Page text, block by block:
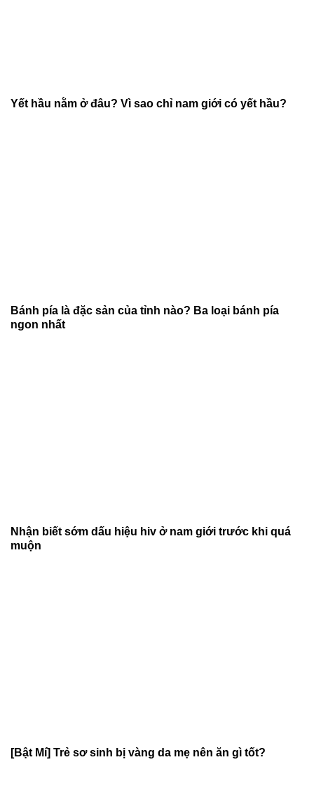
Yết hầu nằm ở đâu? Vì sao chỉ nam giới có yết hầu?
Bánh pía là đặc sản của tỉnh nào? Ba loại bánh pía
ngon nhất
Nhận biết sớm dấu hiệu hiv ở nam giới trước khi quá
muộn
[Bật Mí] Trẻ sơ sinh bị vàng da mẹ nên ăn gì tốt?